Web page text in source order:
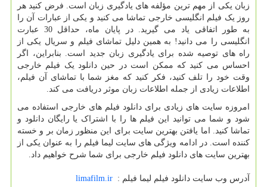
زبان یکی از مهم ترین مؤلفه های یادگیری زبان است. فرض کنید هر
روز یک فیلم انگلیسی خارجی تماشا می کنید و یکی از عبارات آن را
به طور اتفاقی یاد می گیرید. در پایان ماه، حداقل 30 عبارت
انگلیسی را می دانید! به همین دلیل تماشای فیلم و سریال یکی از
راه های توصیه شده برای یادگیری زبان جدید است. بنابراین، اگر
احساس می کنید که ممکن است در حین دانلود یک فیلم خارجی
وقت خود را تلف کنید، فکر کنید که مغز شما با تماشای آن فیلم،
اطلاعات زیادی از جمله اطلاعات زبان موثر دریافت می کند.
امروزه سایت های زیادی برای دانلود فیلم های خارجی استفاده می
شود و شما می توانید این فیلم ها را با اشتراک یا رایگان دانلود و
تماشا کنید. اما یافتن بهترین سایت برای این منظور زمان بر و خسته
کننده است. در ادامه ویژگی های سایت لیما فیلم را به عنوان یکی از
بهترین سایت های دانلود فیلم خارجی برای شما شرح خواهیم داد.
آدرس وب سایت دانلود فیلم لیما فیلم : limafilm.ir